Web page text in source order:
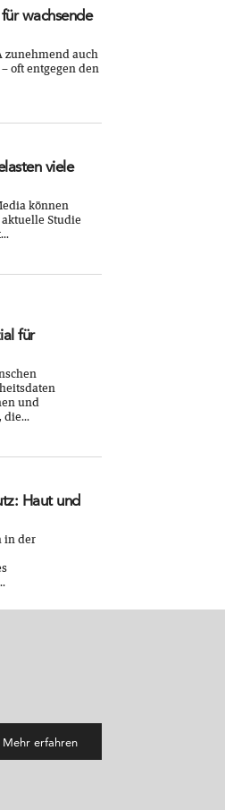
wachsende
zunehmend auch
oft entgegen den
viele
können
Studie
für
und
die...
Haut und
in der
Mehr erfahren